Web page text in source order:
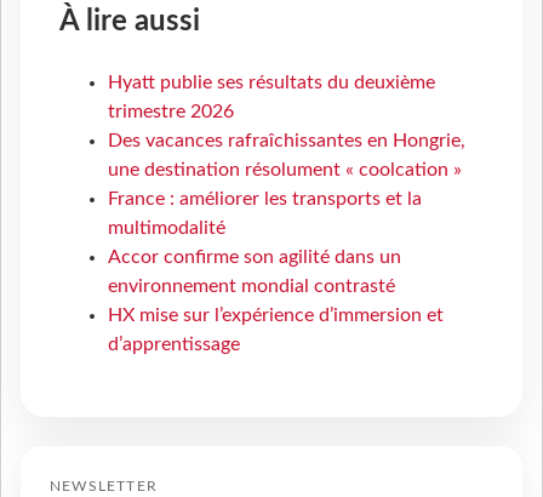
À lire aussi
Hyatt publie ses résultats du deuxième
trimestre 2026
Des vacances rafraîchissantes en Hongrie,
une destination résolument « coolcation »
France : améliorer les transports et la
multimodalité
Accor confirme son agilité dans un
environnement mondial contrasté
HX mise sur l’expérience d’immersion et
d’apprentissage
NEWSLETTER